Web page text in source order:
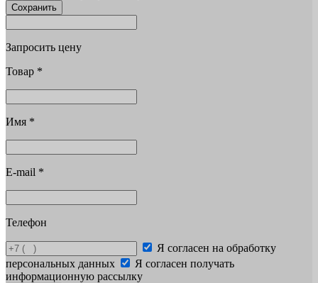
Сохранить
Запросить цену
Товар *
Имя *
E-mail *
Телефон
Я согласен на обработку
персональных данных
Я согласен получать
информационную рассылку